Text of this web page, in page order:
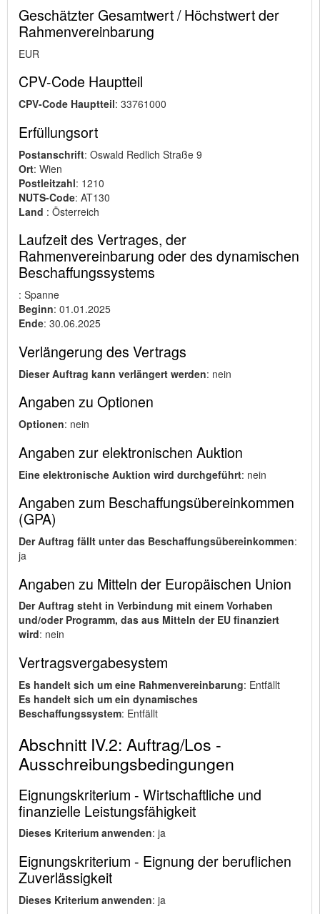
Geschätzter Gesamtwert / Höchstwert der
Rahmenvereinbarung
EUR
CPV-Code Hauptteil
CPV-Code Hauptteil: 33761000
Erfüllungsort
Postanschrift: Oswald Redlich Straße 9
Ort: Wien
Postleitzahl: 1210
NUTS-Code: AT130
Land : Österreich
Laufzeit des Vertrages, der
Rahmenvereinbarung oder des dynamischen
Beschaffungssystems
: Spanne
Beginn: 01.01.2025
Ende: 30.06.2025
Verlängerung des Vertrags
Dieser Auftrag kann verlängert werden: nein
Angaben zu Optionen
Optionen: nein
Angaben zur elektronischen Auktion
Eine elektronische Auktion wird durchgeführt: nein
Angaben zum Beschaffungsübereinkommen
(GPA)
Der Auftrag fällt unter das Beschaffungsübereinkommen:
ja
Angaben zu Mitteln der Europäischen Union
Der Auftrag steht in Verbindung mit einem Vorhaben
und/oder Programm, das aus Mitteln der EU finanziert
wird: nein
Vertragsvergabesystem
Es handelt sich um eine Rahmenvereinbarung: Entfällt
Es handelt sich um ein dynamisches
Beschaffungssystem: Entfällt
Abschnitt IV.2: Auftrag/Los -
Ausschreibungsbedingungen
Eignungskriterium - Wirtschaftliche und
finanzielle Leistungsfähigkeit
Dieses Kriterium anwenden: ja
Eignungskriterium - Eignung der beruflichen
Zuverlässigkeit
Dieses Kriterium anwenden: ja